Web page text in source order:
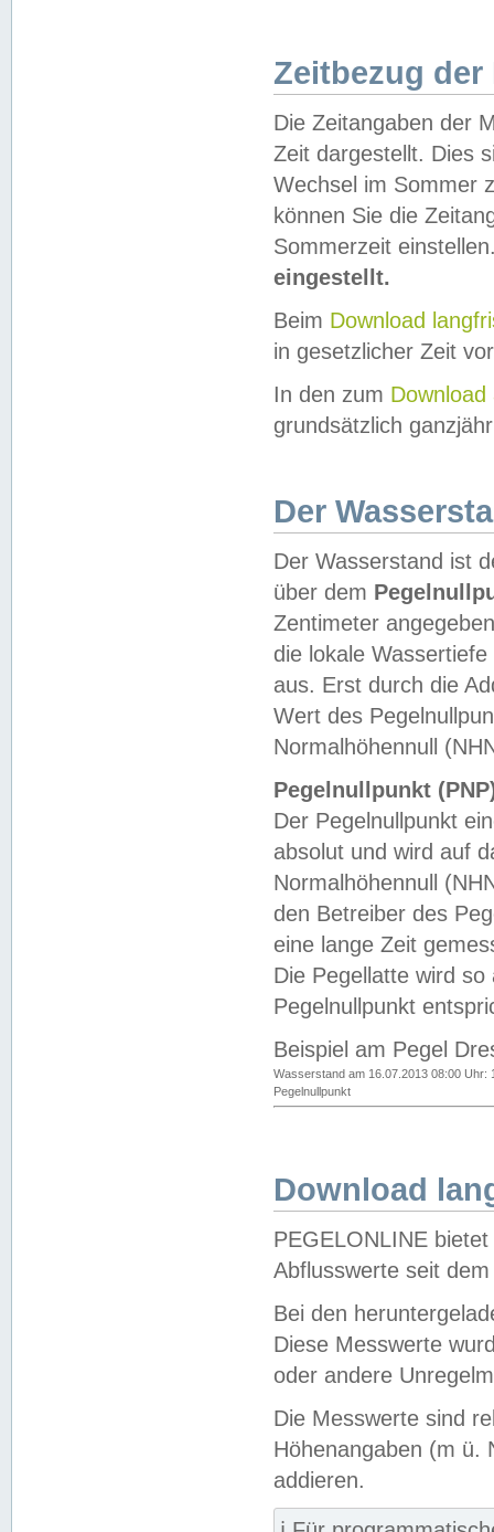
Zeitbezug der
Die Zeitangaben der
Zeit dargestellt. Dies
Wechsel im Sommer
können Sie die
Sommerzeit
eingestellt.
Beim Download
in gesetzlicher Zeit
In den zum Download
grundsätzlich
Der
Der Wasserstand ist
über dem
Zentimeter
die lokale
aus. Erst durch die
Wert des
Normalhöhennull
Pegelnullpunkt
Der Pegelnullpunkt
absolut und wird auf
Normalhöhennull
den Betreiber des
eine lange Zeit
Die Pegellatte wird
Pegelnullpunkt
Beispiel am Pegel
Wasserstand am 16.07.2013 08:00 Uhr:
Pegelnullpunkt
Download
PEGELONLINE
Abflusswerte seit
Bei den
Diese Messwerte
oder andere
Die Messwerte sind
Höhenangaben (m ü.
addieren.